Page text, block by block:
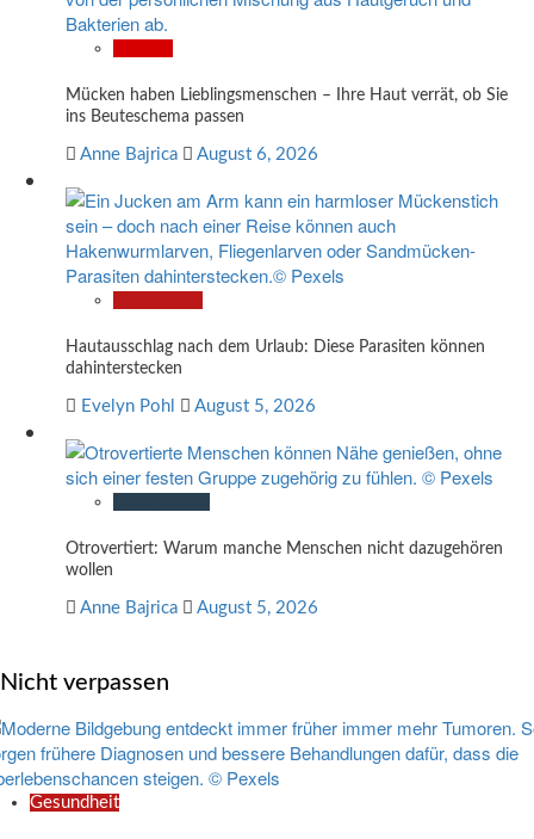
Mücken haben Lieblingsmenschen – Ihre Haut verrät, ob Sie
ins Beuteschema passen
Anne Bajrica August 6, 2026
Hautausschlag nach dem Urlaub: Diese Parasiten können
dahinterstecken
Evelyn Pohl August 5, 2026
Otrovertiert: Warum manche Menschen nicht dazugehören
wollen
Anne Bajrica August 5, 2026
Nicht verpassen
Gesundheit